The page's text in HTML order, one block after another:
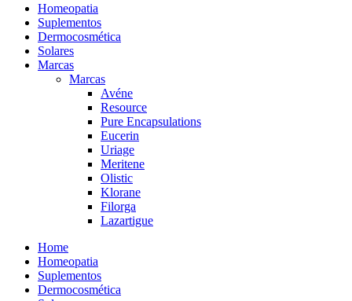
Homeopatia
Suplementos
Dermocosmética
Solares
Marcas
Marcas
Avéne
Resource
Pure Encapsulations
Eucerin
Uriage
Meritene
Olistic
Klorane
Filorga
Lazartigue
Home
Homeopatia
Suplementos
Dermocosmética